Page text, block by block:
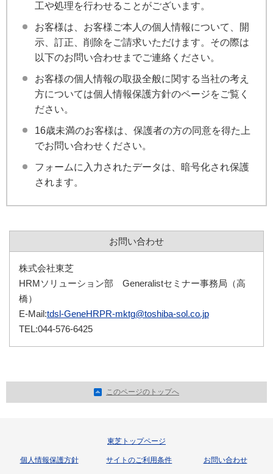
工や処理を行わせることがございます。
お客様は、お客様ご本人の個人情報について、開
示、訂正、削除をご請求いただけます。その際は
以下のお問い合わせまでご連絡ください。
お客様の個人情報の取扱全般に関する当社の考え
方については個人情報保護方針のページをご覧く
ださい。
16歳未満のお客様は、保護者の方の同意を得た上
でお問い合わせください。
フォームに入力されたデータは、暗号化され保護
されます。
お問い合わせ
株式会社東芝
HRMソリューション部 Generalistセミナー事務局（高
橋）
E-Mail:tdsl-GeneHRPR-mktg@toshiba-sol.co.jp
TEL:044-576-6425
このページのトップへ
東芝トップページ
個人情報保護方針 サイトのご利用条件 お問い合わせ